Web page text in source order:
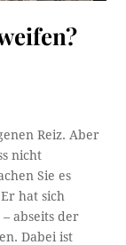
Reiz. Aber
nicht
Sie es
hat sich
abseits der
Dabei ist